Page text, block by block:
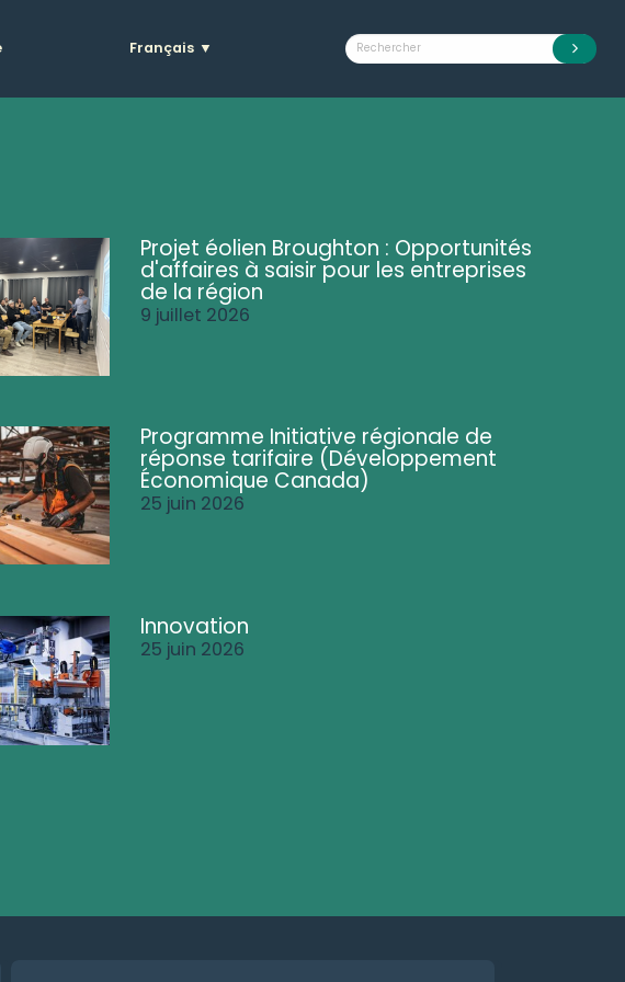
Français ▼
Projet éolien Broughton : Opportunités
d'affaires à saisir pour les entreprises
de la région
9 juillet 2026
Programme Initiative régionale de
réponse tarifaire (Développement
Économique Canada)
25 juin 2026
Innovation
25 juin 2026